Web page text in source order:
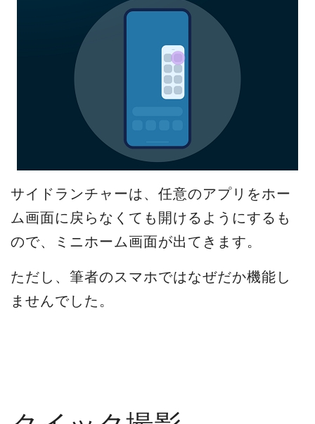
サイドランチャーは、任意のアプリをホー
ム画面に戻らなくても開けるようにするも
ので、ミニホーム画面が出てきます。
ただし、筆者のスマホではなぜだか機能し
ませんでした。